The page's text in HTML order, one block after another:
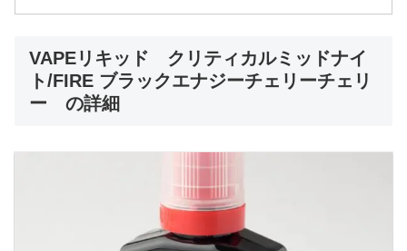
VAPEリキッド クリティカルミッドナイ
ト/FIRE ブラックエナジーチェリーチェリ
ー の詳細